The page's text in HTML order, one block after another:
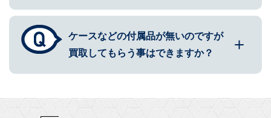
ケースなどの付属品が無いのですが
買取してもらう事はできますか？